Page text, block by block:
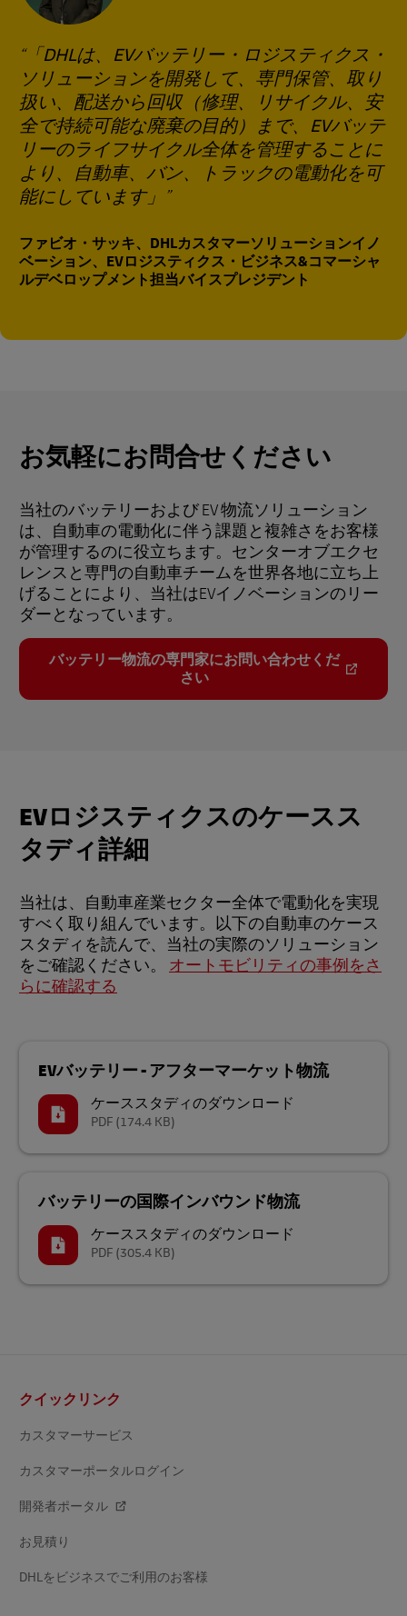
「DHLは、EVバッテリー・ロジスティクス・
ソリューションを開発して、専門保管、取り
扱い、配送から回収（修理、リサイクル、安
全で持続可能な廃棄の目的）まで、EVバッテ
リーのライフサイクル全体を管理することに
より、自動車、バン、トラックの電動化を可
能にしています」
ファビオ・サッキ、DHLカスタマーソリューションイノ
ベーション、EVロジスティクス・ビジネス&コマーシャ
ルデベロップメント担当バイスプレジデント
お気軽にお問合せください
当社のバッテリーおよび EV 物流ソリューション
は、自動車の電動化に伴う課題と複雑さをお客様
が管理するのに役立ちます。センターオブエクセ
レンスと専門の自動車チームを世界各地に立ち上
げることにより、当社はEVイノベーションのリー
ダーとなっています。
バッテリー物流の専門家にお問い合わせくだ
さい
EVロジスティクスのケースス
タディ詳細
当社は、自動車産業セクター全体で電動化を実現
すべく取り組んでいます。以下の自動車のケース
スタディを読んで、当社の実際のソリューション
をご確認ください。 オートモビリティの事例をさ
らに確認する
EVバッテリー - アフターマーケット物流
ケーススタディのダウンロード
PDF (174.4 KB)
バッテリーの国際インバウンド物流
ケーススタディのダウンロード
PDF (305.4 KB)
ッ
クイックリンク
カスタマーサービス
カスタマーポータルログイン
開発者ポータル
お見積り
DHLをビジネスでご利用のお客様